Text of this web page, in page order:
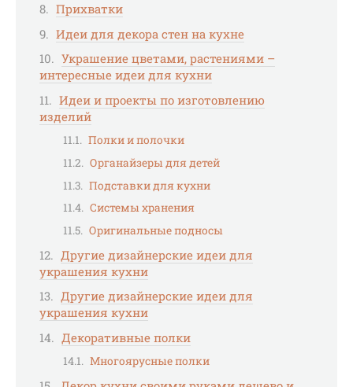
Прихватки
Идеи для декора стен на кухне
Украшение цветами, растениями –
интересные идеи для кухни
Идеи и проекты по изготовлению
изделий
Полки и полочки
Органайзеры для детей
Подставки для кухни
Системы хранения
Оригинальные подносы
Другие дизайнерские идеи для
украшения кухни
Другие дизайнерские идеи для
украшения кухни
Декоративные полки
Многоярусные полки